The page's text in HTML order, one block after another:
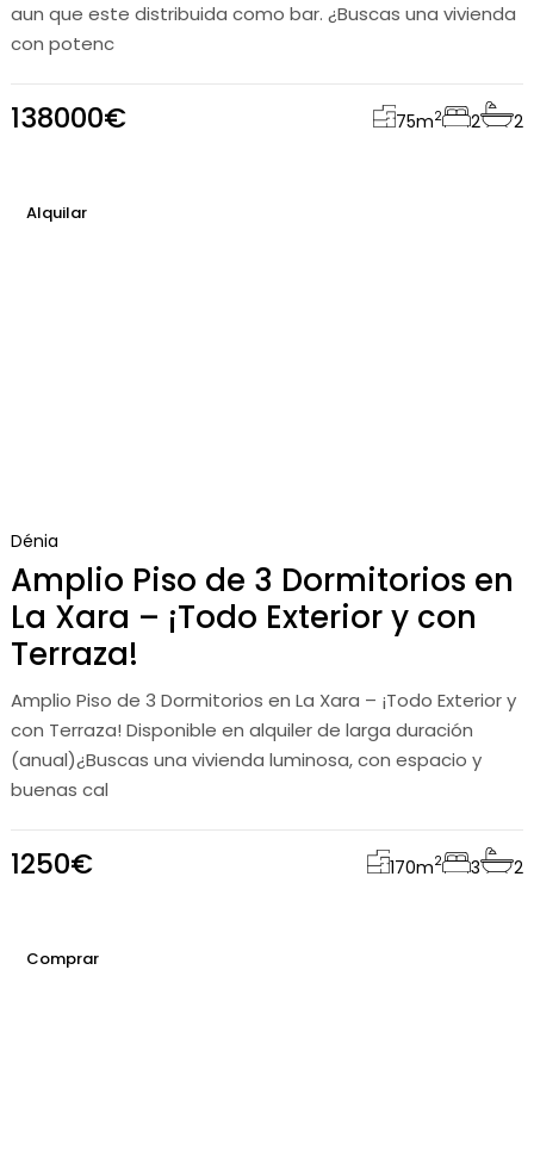
aun que este distribuida como bar. ¿Buscas una vivienda
con potenc
138000€ 75m2 2 2
Alquilar
Dénia
Amplio Piso de 3 Dormitorios en
La Xara – ¡Todo Exterior y con
Terraza!
Amplio Piso de 3 Dormitorios en La Xara – ¡Todo Exterior y
con Terraza! Disponible en alquiler de larga duración
(anual)¿Buscas una vivienda luminosa, con espacio y
buenas cal
1250€ 170m2 3 2
Comprar